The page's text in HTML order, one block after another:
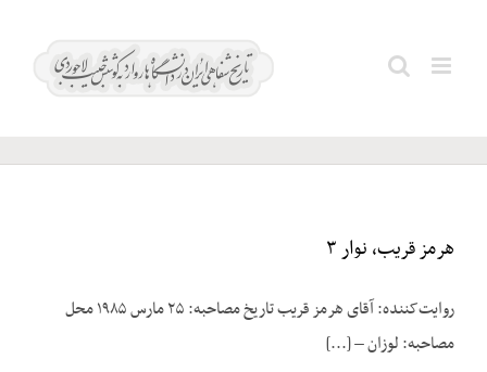
قریب،
هرمز قریب، نوار ۳
روایت‌کننده: آقای هرمز قریب تاریخ مصاحبه: ۲۵ مارس ۱۹۸۵ محل
مصاحبه: لوزان – [...]